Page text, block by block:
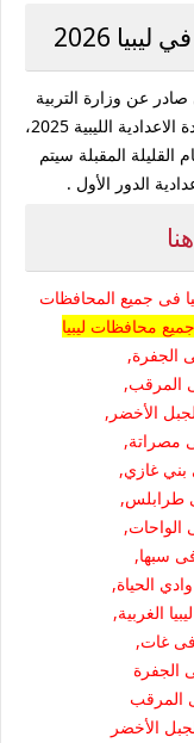
2026
بيان رسمي صادر عن وزارة التربية
والتعليم في ليبيا، حول موعد ظهور نتيجة الشهادة الاعدادية الليبية 2025،
القليلة المقبلة سيتم
الدور الأول .
فى جميع المحافظات
الجفرة
المرقب
الأخضر